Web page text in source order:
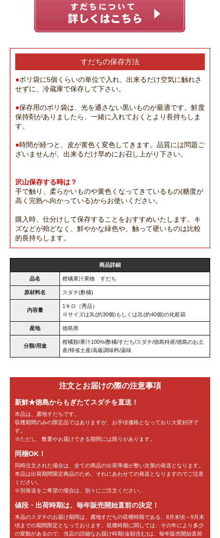
すだちの保存方法
●ポリ袋に5個くらいの単位で入れ、出来るだけ空気に触れさ
せずに、冷蔵庫で保存して下さい。
●保存用のポリ袋は、光を通さない黒いものが最適です。鮮度
保持剤がありましたら、一緒に入れておくとより長持ちしま
す。
●時間が経つと、皮が黄色く変色してきます。品質には問題ご
ざいませんが、出来るだけ早めにお召し上がり下さい。
沢山保存する時は？
手で触り、柔らかいものや黄色くなってきているもの(糖度が
高く完熟へ向かっている)からお使いください。
購入時、仕分けして保存することをおすすめいたします。キ
ズなどが殆どなく、鮮やかな緑色や、触って硬いものは比較
的長持ちします。
商品詳細
品名 柑橘果汁果物 すだち
原材料名 スダチ(酢橘)
内容量
1キロ（秀品）
※サイズは3L(約30個)もしくは2L(約40個)の化粧箱
産地 徳島県
分類/用途
柑橘類/果汁100%/酢橘/すだち/スダチ/徳島特産/徳島のお土
産/帰省土産/高級調味料/薬味
注文とお届けの際の注意事項
新鮮★徳島からもぎたてスダチを直送！
本品は、露地すだちです。
収穫期間のみの限定品ではありますが、お手頃価格となっており大変好評で
す。
※ただし、数量やお届けできる期間には限りがあります。
同梱OK！
同時注文された場合は、全ての商品の出荷準備が整い次第の発送となります。
本品は出荷期間限定商品のため、それにあわせての発送となりますのでご注意
ください。
※別発送をご希望の場合は、別々にご注文ください。
値段・出荷時期は、毎年販売開始直前の決定！
本品のスダチのお届け期間は、露地すだちの収穫時期である、8月末頃～9月末
頃までの期間限定となっております。収穫時期に関しては、その年により多少
の変動があるので、当店の詳細なお届け時期(金額含む)は、毎年販売開始直前